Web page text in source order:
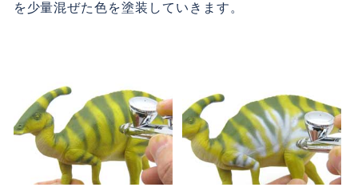
を少量混ぜた色を塗装していきます。